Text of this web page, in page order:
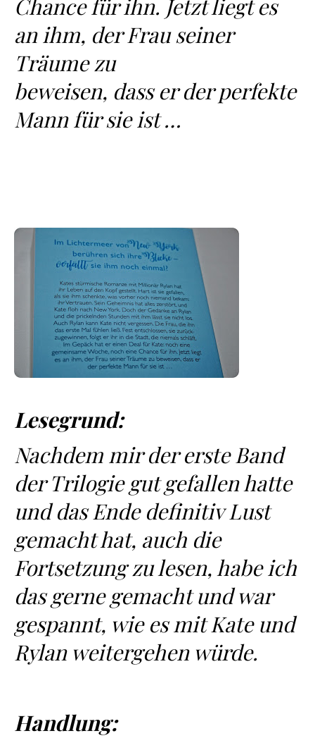
Chance für ihn. Jetzt liegt es
an ihm, der Frau seiner
Träume zu
beweisen, dass er der perfekte
Mann für sie ist …
Lesegrund:
Nachdem mir der erste Band
der Trilogie gut gefallen hatte
und das Ende definitiv Lust
gemacht hat, auch die
Fortsetzung zu lesen, habe ich
das gerne gemacht und war
gespannt, wie es mit Kate und
Rylan weitergehen würde.
Handlung: